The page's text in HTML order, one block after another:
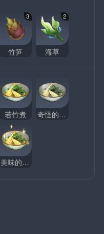
3
竹笋
2
海草
若竹煮 奇怪的若竹煮
美味的若竹煮